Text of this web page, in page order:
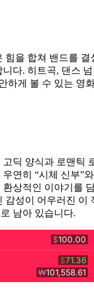
힘을 합쳐 밴드를 결
다. 히트곡, 댄스 넘
하게 볼 수 있는 영
딕 양식과 로맨틱
연히 “시체 신부”와
상적인 이야기를
감성이 어우러진 이
남아 있습니다.